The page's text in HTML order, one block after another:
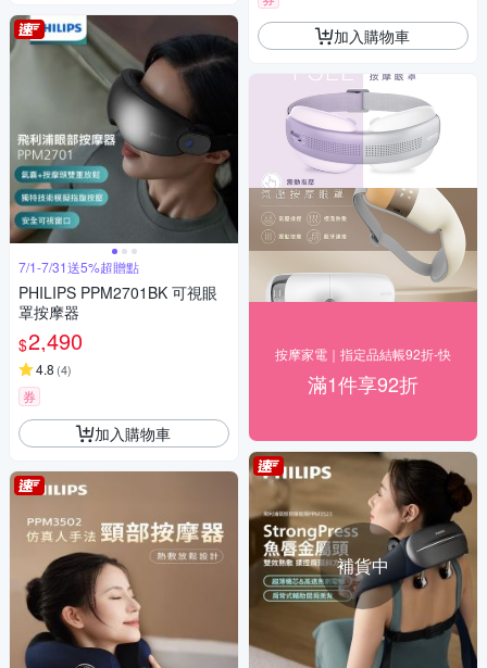
7/1-7/31送5%超贈點
PHILIPS PPM2701BK 可視眼
罩按摩器
$2,490
4.8 (4)
券
加入購物車
加入購物車
按摩家電｜指定品結帳92折-快
滿1件享92折
補貨中